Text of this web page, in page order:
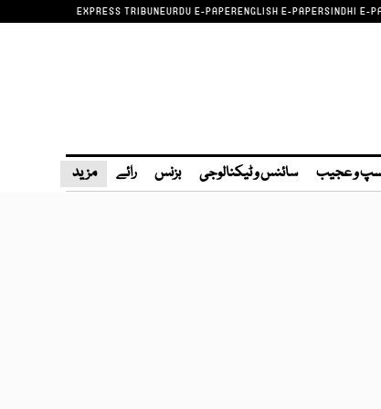
EXPRESS TRIBUNEURDU E-PAPERENGLISH E-PAPERSINDHI E-
و عجیب سائنس و ٹیکنالوجی بزنس رائے مزید